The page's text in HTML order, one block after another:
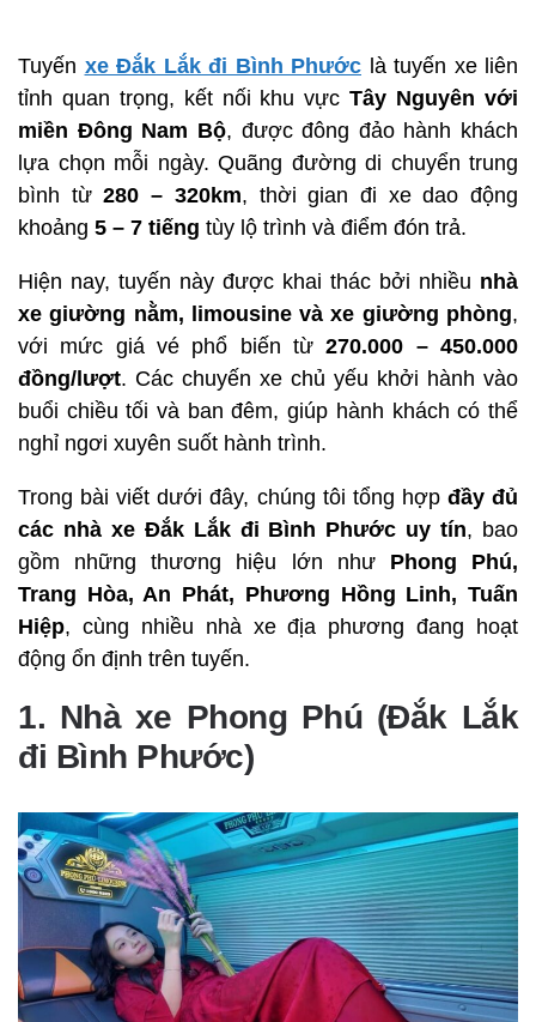
Tuyến xe Đắk Lắk đi Bình Phước là tuyến xe liên
tỉnh quan trọng, kết nối khu vựcTây Nguyên với
miền Đông Nam Bộ, được đông đảo hành khách
lựa chọn mỗi ngày. Quãng đường di chuyển trung
bình từ280 – 320km, thời gian đi xe dao động
khoảng 5 – 7 tiếng tùy lộ trình và điểm đón trả.
Hiện nay, tuyến này được khai thác bởi nhiều nhà
xe giường nằm, limousine và xe giường phòng,
với mức giá vé phổ biến từ270.000 – 450.000
đồng/lượt. Các chuyến xe chủ yếu khởi hành vào
buổi chiều tối và ban đêm, giúp hành khách có thể
nghỉ ngơi xuyên suốt hành trình.
Trong bài viết dưới đây, chúng tôi tổng hợp đầy đủ
các nhà xe Đắk Lắk đi Bình Phước uy tín, bao
gồm những thương hiệu lớn như Phong Phú,
Trang Hòa, An Phát, Phương Hồng Linh, Tuấn
Hiệp, cùng nhiều nhà xe địa phương đang hoạt
động ổn định trên tuyến.
1. Nhà xe Phong Phú (Đắk Lắk
đi Bình Phước)